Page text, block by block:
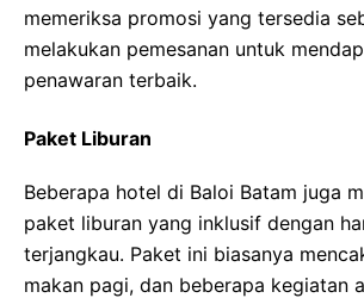
memeriksa promosi yang tersedia
melakukan pemesanan untuk
penawaran terbaik.
Paket Liburan
Beberapa hotel di Baloi Batam juga
paket liburan yang inklusif dengan
terjangkau. Paket ini biasanya
makan pagi, dan beberapa kegiatan